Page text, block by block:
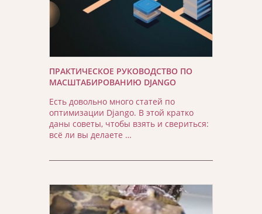
ПРАКТИЧЕСКОЕ РУКОВОДСТВО ПО
МАСШТАБИРОВАНИЮ DJANGO
Есть довольно много статей по
оптимизации Django. В этой кратко
даны советы, чтобы взять и свериться:
всё ли вы делаете …